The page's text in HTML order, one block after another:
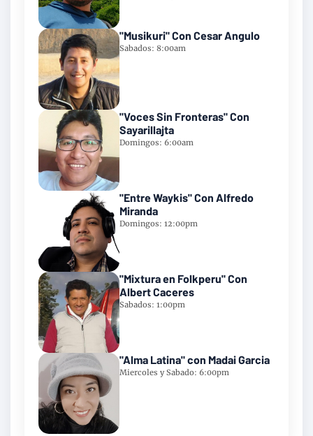
"Musikuri" Con Cesar Angulo
Sabados: 8:00am
"Voces Sin Fronteras" Con
Sayarillajta
Domingos: 6:00am
"Entre Waykis" Con Alfredo
Miranda
Domingos: 12:00pm
"Mixtura en Folkperu" Con
Albert Caceres
Sabados: 1:00pm
"Alma Latina" con Madai Garcia
Miercoles y Sabado: 6:00pm